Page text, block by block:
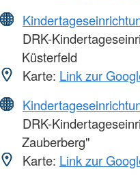
DRK-
Küsterfeld
Karte: Link zur
DRK-
Zauberberg"
Karte: Link zur